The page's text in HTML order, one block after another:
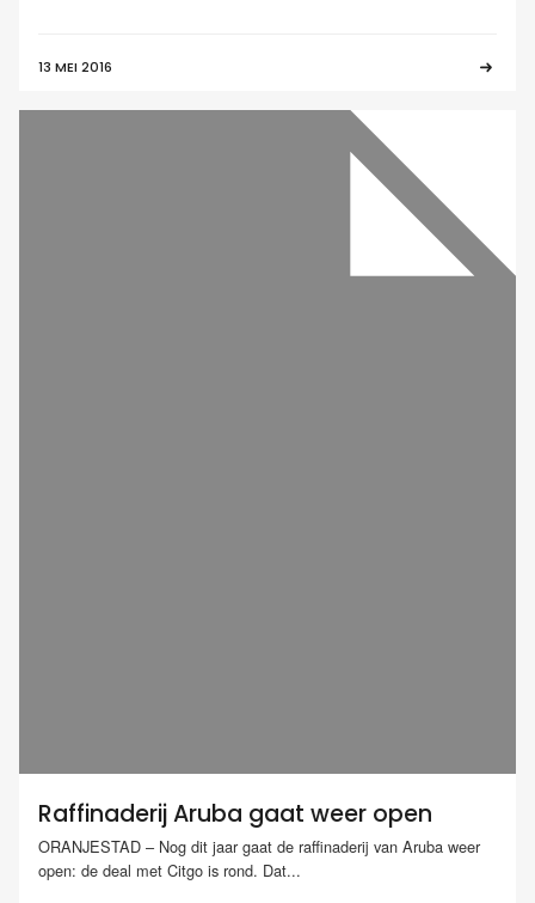
13 MEI 2016
Raffinaderij Aruba gaat weer open
ORANJESTAD – Nog dit jaar gaat de raffinaderij van Aruba weer
open: de deal met Citgo is rond. Dat...